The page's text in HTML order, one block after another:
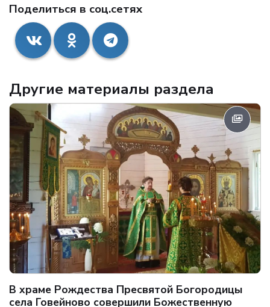
Поделиться в соц.сетях
Другие материалы раздела
В храме Рождества Пресвятой Богородицы
села Говейново совершили Божественную